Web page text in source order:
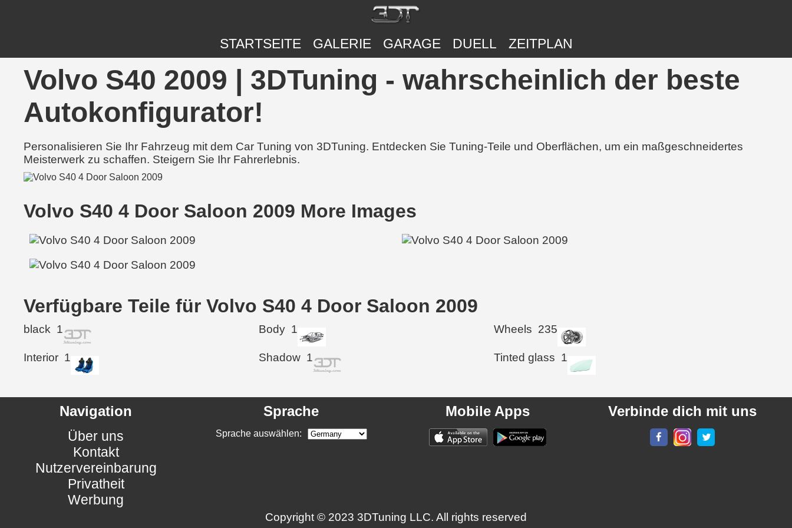
STARTSEITE GALERIE GARAGE DUELL ZEITPLAN
Volvo S40 2009 | 3DTuning - wahrscheinlich der beste
Autokonfigurator!
Personalisieren Sie Ihr Fahrzeug mit dem Car Tuning von 3DTuning. Entdecken Sie Tuning-Teile und Oberflächen, um ein maßgeschneidertes
Meisterwerk zu schaffen. Steigern Sie Ihr Fahrerlebnis.
Volvo S40 4 Door Saloon 2009 More Images
Verfügbare Teile für Volvo S40 4 Door Saloon 2009
black 1 Body 1 Wheels 235
Interior 1 Shadow 1 Tinted glass 1
Navigation
Über uns
Kontakt
Nutzervereinbarung
Privatheit
Werbung
Sprache
Sprache auswählen:
Mobile Apps Verbinde dich mit uns
Copyright © 2023 3DTuning LLC. All rights reserved